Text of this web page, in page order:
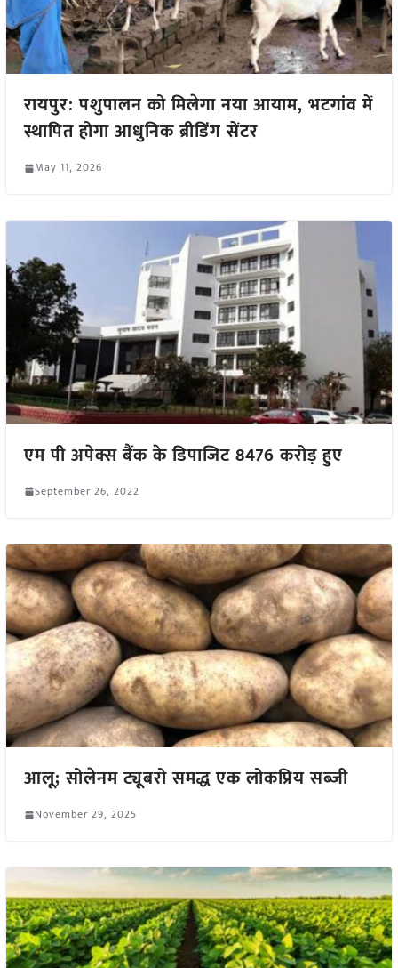
रायपुर: पशुपालन को मिलेगा नया आयाम, भटगांव में
स्थापित होगा आधुनिक ब्रीडिंग सेंटर
May 11, 2026
एम पी अपेक्स बैंक के डिपाजिट 8476 करोड़ हुए
September 26, 2022
आलू; सोलेनम ट्यूबरो समद्ध एक लोकप्रिय सब्जी
November 29, 2025